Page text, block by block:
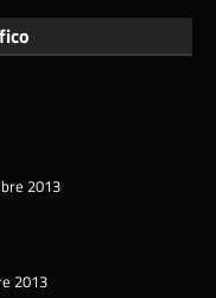
2013
2013